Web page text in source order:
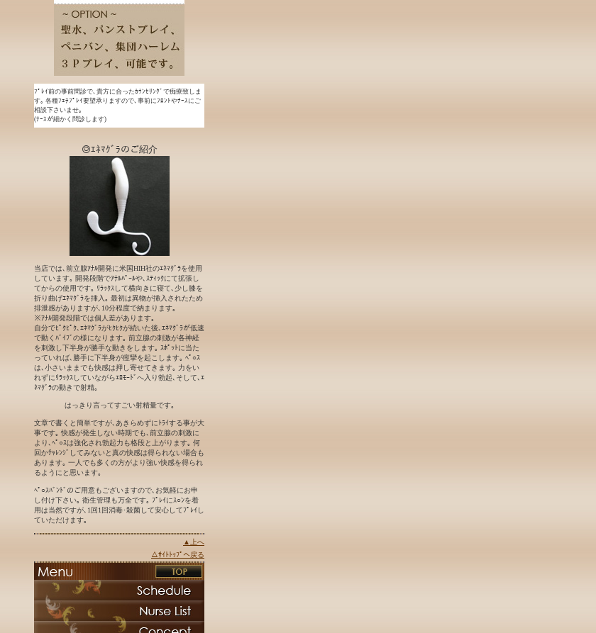
ﾌﾟﾚｲ前の事前問診で､貴方に合ったｶｳﾝｾﾘﾝｸﾞで痴療致しま
す｡ 各種ﾌｪﾁﾌﾟﾚｲ要望承りますので､事前にﾌﾛﾝﾄやﾅｰｽにご
相談下さいませ｡
(ﾅｰｽが細かく問診します)
◎ｴﾈﾏｸﾞﾗのご紹介
当店では､前立腺ｱﾅﾙ開発に米国HIH社のｴﾈﾏｸﾞﾗを使用
しています｡ 開発段階でｱﾅﾙﾊﾟｰﾙや､ｽﾃｨｯｸにて拡張し
てからの使用です｡ ﾘﾗｯｸｽして横向きに寝て､少し膝を
折り曲げｴﾈﾏｸﾞﾗを挿入｡ 最初は異物が挿入されたため
排泄感がありますが､10分程度で納まります｡
※ｱﾅﾙ開発段階では個人差があります｡
自分でﾋﾟｸﾋﾟｸ､ｴﾈﾏｸﾞﾗがﾋｸﾋｸが続いた後､ｴﾈﾏｸﾞﾗが低速
で動くﾊﾞｲﾌﾞの様になります｡ 前立腺の刺激が各神経
を刺激し下半身が勝手な動きをします｡ ｽﾎﾟｯﾄに当た
っていれば､勝手に下半身が痙攣を起こします｡ ﾍﾟ○ｽ
は､小さいままでも快感は押し寄せてきます｡ 力をい
れずにﾘﾗｯｸｽしていながらｴﾛﾓｰﾄﾞへ入り勃起､そして､ｴ
ﾈﾏｸﾞﾗの動きで射精｡
はっきり言ってすごい射精量です｡
文章で書くと簡単ですが､あきらめずにﾄﾗｲする事が大
事です｡ 快感が発生しない時期でも､前立腺の刺激に
より､ﾍﾟ○ｽは強化され勃起力も格段と上がります｡ 何
回かﾁｬﾚﾝｼﾞしてみないと真の快感は得られない場合も
あります｡ 一人でも多くの方がより強い快感を得られ
るようにと思います｡
ﾍﾟ○ｽﾊﾞﾝﾄﾞのご用意もございますので､お気軽にお申
し付け下さい｡ 衛生管理も万全です｡ ﾌﾟﾚｲにｽ○ﾝを着
用は当然ですが､1回1回消毒･殺菌して安心してﾌﾟﾚｲし
ていただけます｡
▲上へ
△ｻｲﾄﾄｯﾌﾟへ戻る